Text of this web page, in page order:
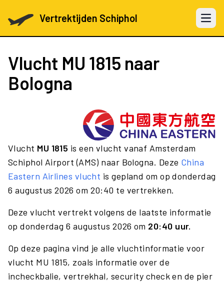
Vertrektijden Schiphol Open
Vlucht MU 1815 naar
Bologna
Vlucht MU 1815 is een vlucht vanaf Amsterdam
Schiphol Airport (AMS) naar Bologna. Deze China
Eastern Airlines vlucht is gepland om op donderdag
6 augustus 2026 om 20:40 te vertrekken.
Deze vlucht vertrekt volgens de laatste informatie
op donderdag 6 augustus 2026 om 20:40 uur.
Op deze pagina vind je alle vluchtinformatie voor
vlucht MU 1815, zoals informatie over de
incheckbalie, vertrekhal, security check en de pier